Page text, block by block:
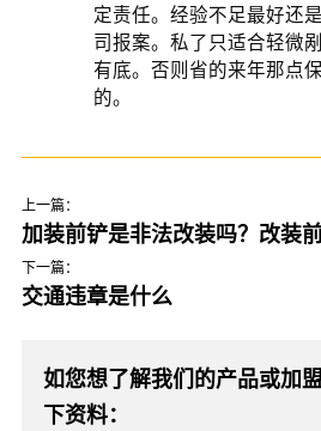
定责任。经验不足最好还
司报案。私了只适合轻微
有底。否则省的来年那点
的。
上一篇：
加装前铲是非法改装吗？改装
下一篇：
交通违章是什么
如您想了解我们的产品或加
下资料：